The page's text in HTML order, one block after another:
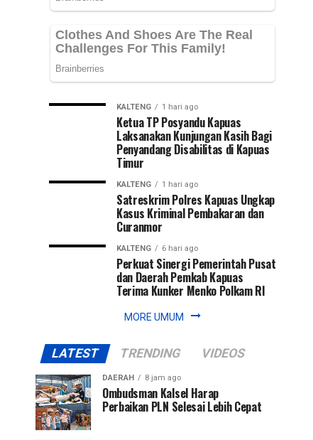
PLN
Selesai
Lebih
yang
terkait
pemadaman
listrik
bergilir
Hadi
KALTENG 1 hari ago
Ketua TP Posyandu Kapuas
Laksanakan Kunjungan Kasih Bagi
Penyandang Disabilitas di Kapuas
Timur
KALTENG 1 hari ago
Satreskrim Polres Kapuas Ungkap
Kasus Kriminal Pembakaran dan
Curanmor
KALTENG 6 hari ago
Perkuat Sinergi Pemerintah Pusat
dan Daerah Pemkab Kapuas
Terima Kunker Menko Polkam RI
MORE UMUM
LATEST TRENDING VIDEOS
DAERAH 8 jam ago
Ombudsman Kalsel Harap
Perbaikan PLN Selesai Lebih Cepat